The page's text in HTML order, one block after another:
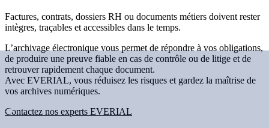
Factures, contrats, dossiers RH ou documents métiers doivent rester
intègres, traçables et accessibles dans le temps.
L’archivage électronique vous permet de répondre à vos obligations,
de produire une preuve fiable en cas de contrôle ou de litige et de
retrouver rapidement chaque document.
Avec EVERIAL, vous réduisez les risques et gardez la maîtrise de
vos archives numériques.
Contactez nos experts EVERIAL